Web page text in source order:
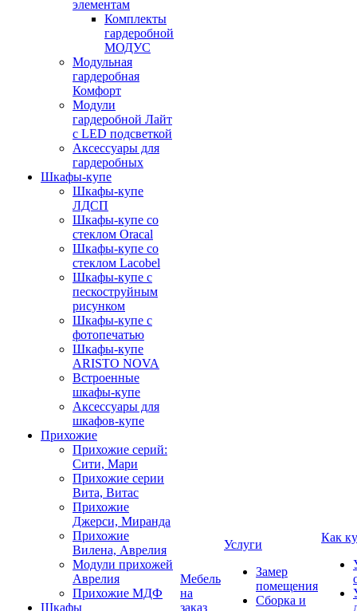
элементам
Комплекты
гардеробной
МОДУС
Модульная
гардеробная
Комфорт
Модули
гардеробной Лайт
с LED подсветкой
Аксессуары для
гардеробных
Шкафы-купе
Шкафы-купе
ЛДСП
Шкафы-купе со
стеклом Oracal
Шкафы-купе со
стеклом Lacobel
Шкафы-купе с
пескоструйным
рисунком
Шкафы-купе с
фотопечатью
Шкафы-купе
ARISTO NOVA
Встроенные
шкафы-купе
Аксессуары для
шкафов-купе
Прихожие
Прихожие серий:
Сити, Мари
Прихожие серии
Вита, Витас
Прихожие
Джерси, Миранда
Прихожие
Вилена, Аврелия
Модули прихожей
Аврелия
Прихожие МДФ
Шкафы
Мебель
на
заказ
Услуги
Замер
помещения
Сборка и
Как